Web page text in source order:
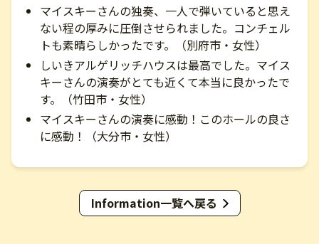
マイスキーさんの独奏、一人で弾いていると思え
ない程の厚みに圧倒させられました。コンチェル
トも素晴らしかったです。（別府市・女性）
しいきアルゲリッチハウスは最高でした。マイス
キーさんの演奏がとても近くて本当に良かったで
す。（竹田市・女性）
マイスキーさんの演奏に感動！このホールの良さ
に感動！（大分市・女性）
Information一覧へ戻る